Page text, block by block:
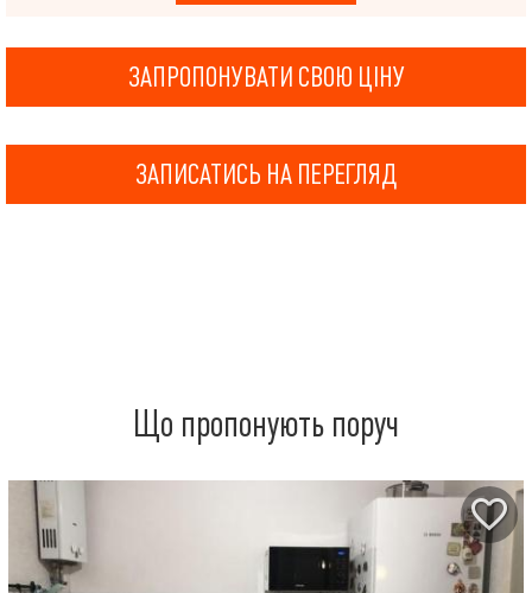
ЗАПРОПОНУВАТИ СВОЮ ЦІНУ
ЗАПИСАТИСЬ НА ПЕРЕГЛЯД
Що пропонують поруч